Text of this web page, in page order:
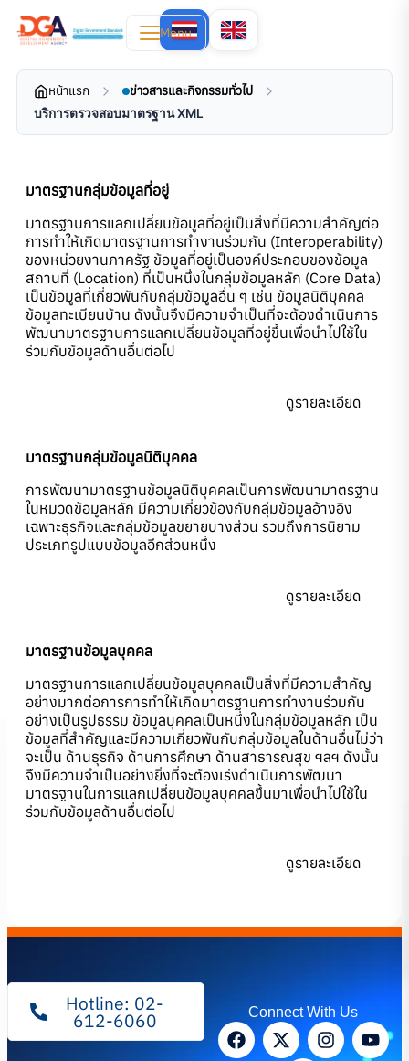
Menu
หน้าแรก ข่าวสารและกิจกรรมทั่วไป
บริการตรวจสอบมาตรฐาน XML
มาตรฐานกลุ่มข้อมูลที่อยู่
มาตรฐานการแลกเปลี่ยนข้อมูลที่อยู่เป็นสิ่งที่มีความสําคัญต่อ
การทําให้เกิดมาตรฐานการทํางานร่วมกัน (Interoperability)
ของหน่วยงานภาครัฐ ข้อมูลที่อยู่เป็นองค์ประกอบของข้อมูล
สถานที่ (Location) ที่เป็นหนึ่งในกลุ่มข้อมูลหลัก (Core Data)
เป็นข้อมูลที่เกี่ยวพันกับกลุ่มข้อมูลอื่น ๆ เช่น ข้อมูลนิติบุคคล
ข้อมูลทะเบียนบ้าน ดังนั้นจึงมีความจําเป็นที่จะต้องดําเนินการ
พัฒนามาตรฐานการแลกเปลี่ยนข้อมูลที่อยู่ขึ้นเพื่อนําไปใช้ใน
ร่วมกับข้อมูลด้านอื่นต่อไป
ดูรายละเอียด
มาตรฐานกลุ่มข้อมูลนิติบุคคล
การพัฒนามาตรฐานข้อมูลนิติบุคคลเป็นการพัฒนามาตรฐาน
ในหมวดข้อมูลหลัก มีความเกี่ยวข้องกับกลุ่มข้อมูลอ้างอิง
เฉพาะธุรกิจและกลุ่มข้อมูลขยายบางส่วน รวมถึงการนิยาม
ประเภทรูปแบบข้อมูลอีกส่วนหนึ่ง
ดูรายละเอียด
มาตรฐานข้อมูลบุคคล
มาตรฐานการแลกเปลี่ยนข้อมูลบุคคลเป็นสิ่งที่มีความสําคัญ
อย่างมากต่อการการทําให้เกิดมาตรฐานการทํางานร่วมกัน
อย่างเป็นรูปธรรม ข้อมูลบุคคลเป็นหนึ่งในกลุ่มข้อมูลหลัก เป็น
ข้อมูลที่สําคัญและมีความเกี่ยวพันกับกลุ่มข้อมูลในด้านอื่นไม่ว่า
จะเป็น ด้านธุรกิจ ด้านการศึกษา ด้านสาธารณสุข ฯลฯ ดังนั้น
จึงมีความจําเป็นอย่างยิ่งที่จะต้องเร่งดําเนินการพัฒนา
มาตรฐานในการแลกเปลี่ยนข้อมูลบุคคลขึ้นมาเพื่อนําไปใช้ใน
ร่วมกับข้อมูลด้านอื่นต่อไป
ดูรายละเอียด
Hotline: 02-
612-6060 Connect With Us